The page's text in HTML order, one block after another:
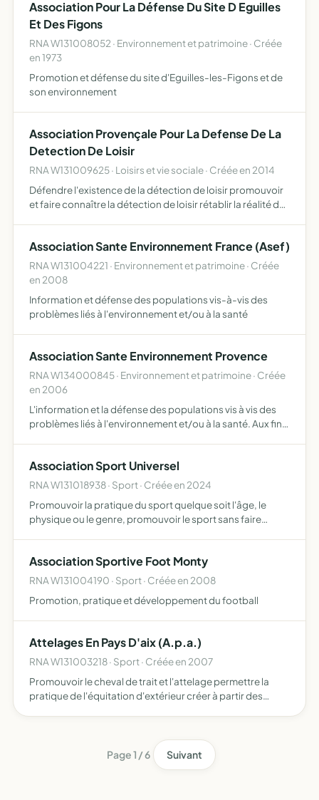
Association Pour La Défense Du Site D Eguilles
Et Des Figons
RNA W131008052 · Environnement et patrimoine · Créée
en 1973
Promotion et défense du site d'Eguilles-les-Figons et de
son environnement
Association Provençale Pour La Defense De La
Detection De Loisir
RNA W131009625 · Loisirs et vie sociale · Créée en 2014
Défendre l'existence de la détection de loisir promouvoir
et faire connaître la détection de loisir rétablir la réalité de
Association Sante Environnement France (Asef)
RNA W131004221 · Environnement et patrimoine · Créée
en 2008
Information et défense des populations vis-à-vis des
problèmes liés à l'environnement et/ou à la santé
Association Sante Environnement Provence
RNA W134000845 · Environnement et patrimoine · Créée
en 2006
L'information et la défense des populations vis à vis des
problèmes liés à l'environnement et/ou à la santé. Aux fins
Association Sport Universel
RNA W131018938 · Sport · Créée en 2024
Promouvoir la pratique du sport quelque soit l'âge, le
physique ou le genre, promouvoir le sport sans faire
Association Sportive Foot Monty
RNA W131004190 · Sport · Créée en 2008
Promotion, pratique et développement du football
Attelages En Pays D'aix (A.p.a.)
RNA W131003218 · Sport · Créée en 2007
Promouvoir le cheval de trait et l'attelage permettre la
pratique de l'équitation d'extérieur créer à partir des
Page 1 / 6 Suivant